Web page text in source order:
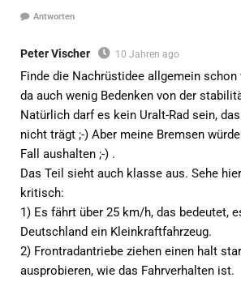
Antworten
Peter Vischer 10 Jahren ago
Finde die Nachrüstidee allgemein schon
da auch wenig Bedenken von der
Natürlich darf es kein Uralt-Rad sein,
nicht trägt ;-) Aber meine Bremsen
Fall aushalten ;-) .
Das Teil sieht auch klasse aus. Sehe
kritisch:
1) Es fährt über 25 km/h, das bedeutet,
Deutschland ein Kleinkraftfahrzeug.
2) Frontradantriebe ziehen einen halt
ausprobieren, wie das Fahrverhalten ist.